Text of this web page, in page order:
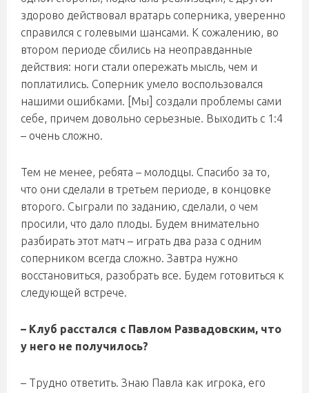
здорово действовал вратарь соперника, уверенно
справился с голевыми шансами. К сожалению, во
втором периоде сбились на неоправданные
действия: ноги стали опережать мысль, чем и
поплатились. Соперник умело воспользовался
нашими ошибками. [Мы] создали проблемы сами
себе, причем довольно серьезные. Выходить с 1:4
– очень сложно.
Тем не менее, ребята – молодцы. Cпасибо за то,
что они сделали в третьем периоде, в концовке
второго. Сыграли по заданию, сделали, о чем
просили, что дало плоды. Будем внимательно
разбирать этот матч – играть два раза с одним
соперником всегда сложно. Завтра нужно
восстановиться, разобрать все. Будем готовиться к
следующей встрече.
– Клуб расстался с Павлом Развадовским, что
у него не получилось?
– Трудно ответить. Знаю Павла как игрока, его